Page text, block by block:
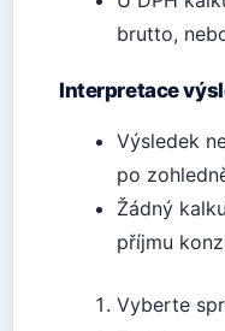
brutto,
Interpretace
Výsledek
po
Žádný
příjmu
Vyberte